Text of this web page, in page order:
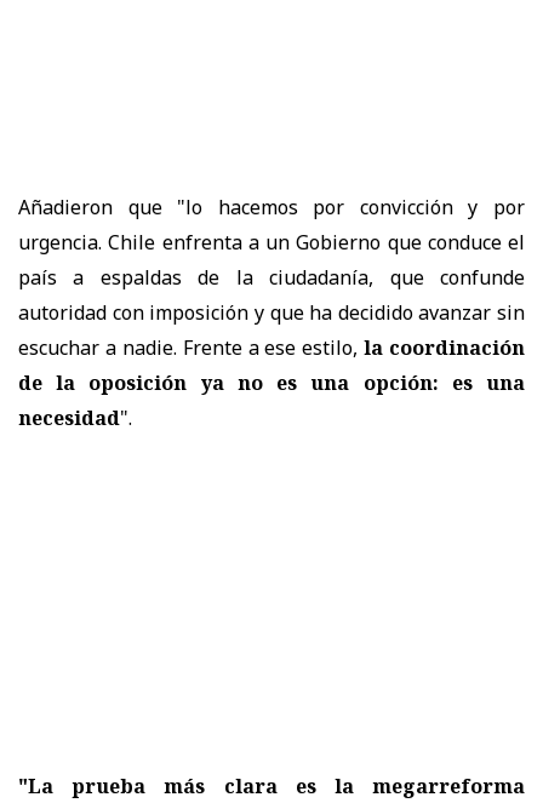
Añadieron que "lo hacemos por convicción y por
urgencia. Chile enfrenta a un Gobierno que conduce el
país a espaldas de la ciudadanía, que confunde
autoridad con imposición y que ha decidido avanzar sin
escuchar a nadie. Frente a ese estilo,la coordinación
de la oposición ya no es una opción: es una
necesidad".
"La prueba más clara es la megarreforma